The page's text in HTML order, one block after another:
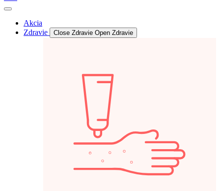
Akcia
Zdravie
Close Zdravie Open Zdravie